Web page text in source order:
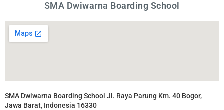
SMA Dwiwarna Boarding School
SMA Dwiwarna Boarding School Jl. Raya Parung Km. 40 Bogor,
Jawa Barat, Indonesia 16330